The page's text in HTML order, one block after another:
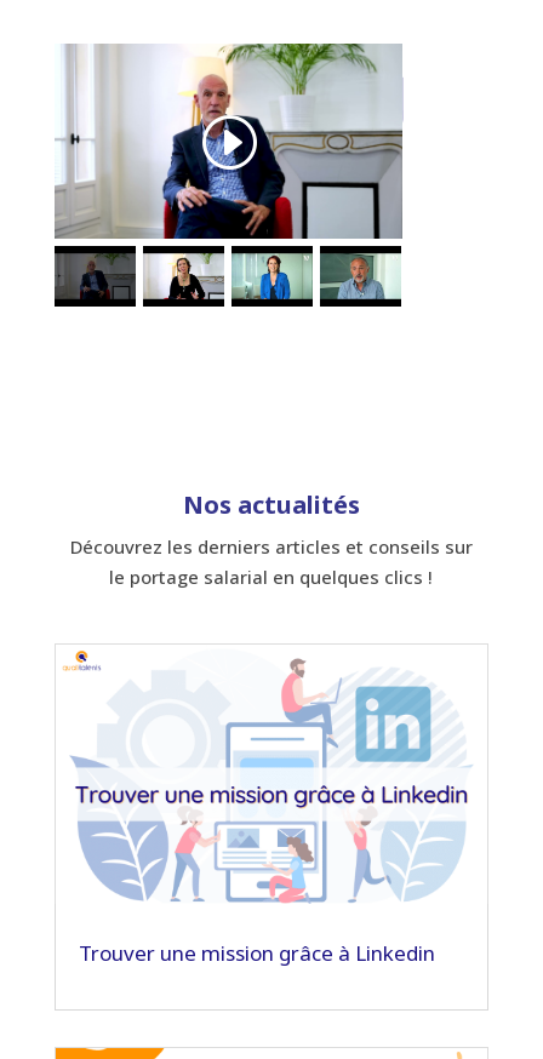
Nos actualités
Découvrez les derniers articles et conseils sur
le portage salarial en quelques clics !
Trouver une mission grâce à Linkedin